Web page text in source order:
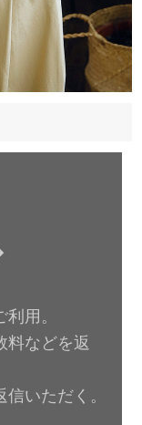
用。
料などを返
いただく。